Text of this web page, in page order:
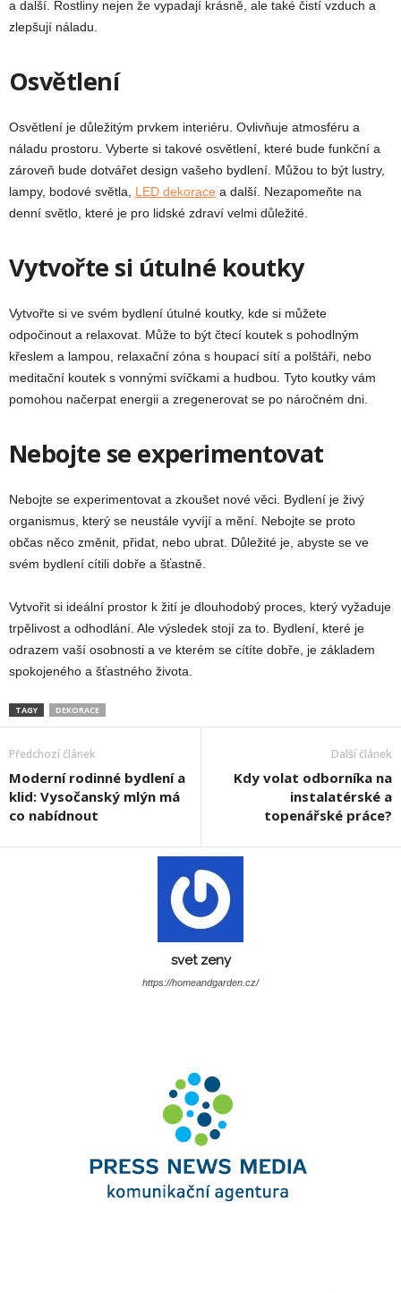
a další. Rostliny nejen že vypadají krásně, ale také čistí vzduch a
zlepšují náladu.
Osvětlení
Osvětlení je důležitým prvkem interiéru. Ovlivňuje atmosféru a
náladu prostoru. Vyberte si takové osvětlení, které bude funkční a
zároveň bude dotvářet design vašeho bydlení. Můžou to být lustry,
lampy, bodové světla, LED dekorace a další. Nezapomeňte na
denní světlo, které je pro lidské zdraví velmi důležité.
Vytvořte si útulné koutky
Vytvořte si ve svém bydlení útulné koutky, kde si můžete
odpočinout a relaxovat. Může to být čtecí koutek s pohodlným
křeslem a lampou, relaxační zóna s houpací sítí a polštáři, nebo
meditační koutek s vonnými svíčkami a hudbou. Tyto koutky vám
pomohou načerpat energii a zregenerovat se po náročném dni.
Nebojte se experimentovat
Nebojte se experimentovat a zkoušet nové věci. Bydlení je živý
organismus, který se neustále vyvíjí a mění. Nebojte se proto
občas něco změnit, přidat, nebo ubrat. Důležité je, abyste se ve
svém bydlení cítili dobře a šťastně.
Vytvořit si ideální prostor k žití je dlouhodobý proces, který vyžaduje
trpělivost a odhodlání. Ale výsledek stojí za to. Bydlení, které je
odrazem vaší osobnosti a ve kterém se cítíte dobře, je základem
spokojeného a šťastného života.
TAGY DEKORACE
Předchozí článek
Moderní rodinné bydlení a
klid: Vysočanský mlýn má
co nabídnout
Další článek
Kdy volat odborníka na
instalatérské a
topenářské práce?
svet zeny
https://homeandgarden.cz/